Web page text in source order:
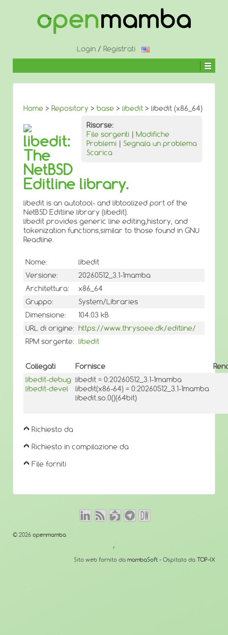
CONTENUTO
Login / Registrati
Home > Repository > base > libedit > libedit (x86_64)
Risorse:
File sorgenti | Modifiche
Problemi | Segnala un problema
Scarica
libedit:
The
NetBSD
Editline library.
libedit is an autotool- and libtoolized port of the
NetBSD Editline library (libedit).
libedit provides generic line editing,history, and
tokenization functions,similar to those found in GNU
Readline.
Nome:
libedit
Versione:
20260512_3.1-1mamba
Architettura:
x86_64
Gruppo:
System/Libraries
Dimensione:
104.03 kB
URL di origine: https://www.thrysoee.dk/editline/
RPM sorgente: libedit
Collegati Fornisce
libedit-debug
libedit-devel
libedit = 0:20260512_3.1-1mamba
libedit(x86-64) = 0:20260512_3.1-1mamba
libedit.so.0()(64bit)
Richiesto da
Richiesto in compilazione da
File forniti
© 2026 openmamba
↑
Sito web fornito da mambaSoft - Ospitato da TOP-IX